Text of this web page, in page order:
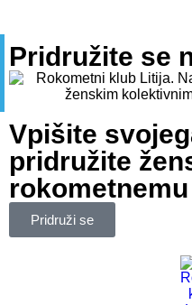
Pridružite se
Vpišite
pridružite
Pridruži se